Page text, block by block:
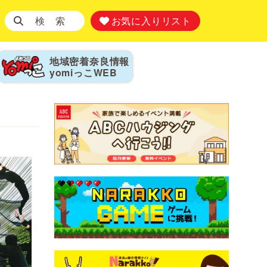
検 索 お気に入りリスト
地域密着奈良情報
yomiっこ WEB